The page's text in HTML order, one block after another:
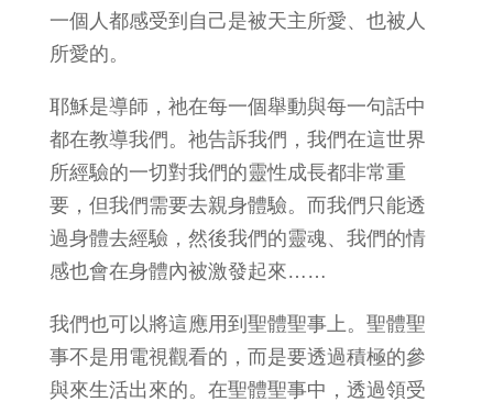
一個人都感受到自己是被天主所愛、也被人
所愛的。
耶穌是導師，祂在每一個舉動與每一句話中
都在教導我們。祂告訴我們，我們在這世界
所經驗的一切對我們的靈性成長都非常重
要，但我們需要去親身體驗。而我們只能透
過身體去經驗，然後我們的靈魂、我們的情
感也會在身體內被激發起來……
我們也可以將這應用到聖體聖事上。聖體聖
事不是用電視觀看的，而是要透過積極的參
與來生活出來的。在聖體聖事中，透過領受